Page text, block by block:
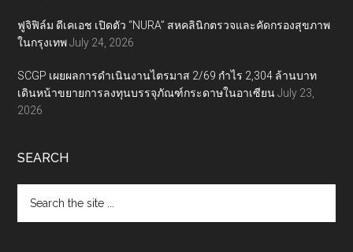
ฟูจิฟิล์ม ดีเคเอช เปิดตัว “NURA” สหคลินิกตรวจและคัดกรองสุขภาพ
ในกรุงเทพ July 24, 2026
SCGP เผยผลการดำเนินงานไตรมาส 2/69 กำไร 2,304 ล้านบาท
เดินหน้าขยายการลงทุนบรรจุภัณฑ์กระดาษในอาเซียน July 23,
2026
SEARCH
the